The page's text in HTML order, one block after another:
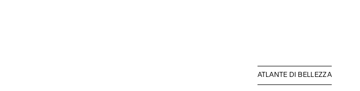
ATLANTE DI BELLEZZA